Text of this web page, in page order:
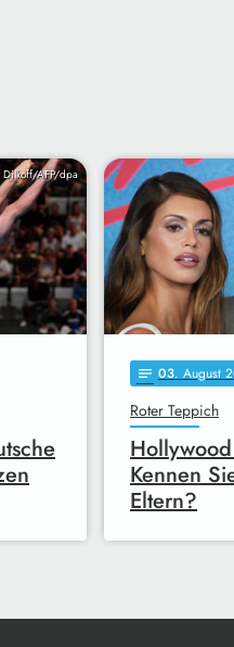
Dilkoff/AFP/dpa
notes 03. August
Roter Teppich
Kennen
Eltern?